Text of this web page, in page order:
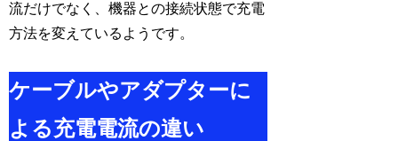
流だけでなく、機器との接続状態で充電
方法を変えているようです。
ケーブルやアダプターに
よる充電電流の違い